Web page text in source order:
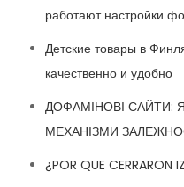
работают настройки
Детские товары в
качественно и удобно
ДОФАМІНОВІ САЙТИ:
МЕХАНІЗМИ
¿POR QUE CERRARON